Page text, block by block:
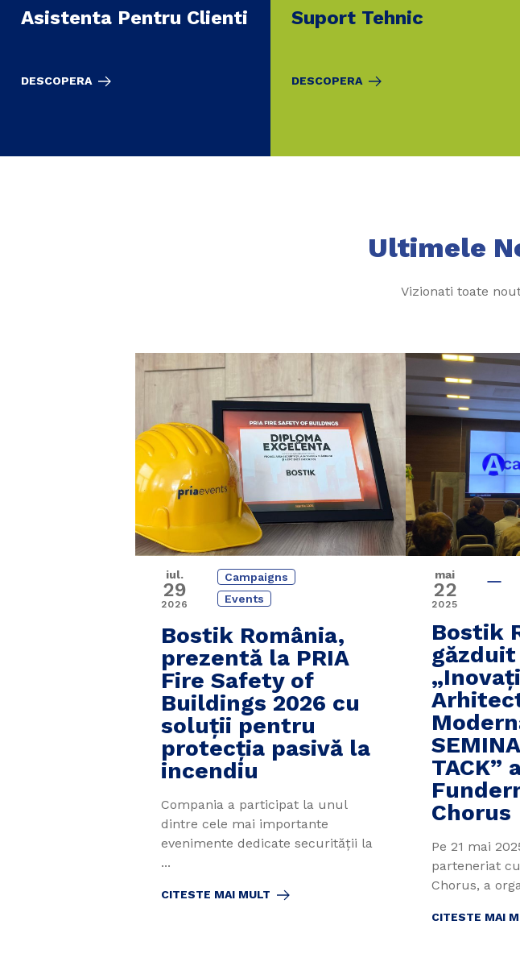
Asistenta Pentru Clienti
DESCOPERA
Suport Tehnic
DESCOPERA
Ultimele
Vizionati toate
iul.
29
2026
Campaigns
Events
Bostik România,
prezentă la PRIA
Fire Safety of
Buildings 2026 cu
soluții pentru
protecția pasivă la
incendiu
Compania a participat la unul
dintre cele mai importante
evenimente dedicate securității la
...
CITESTE MAI MULT
mai
22
2025
Bostik
TACK”
Chorus
Pe 21 mai
parteneriat
Chorus, a
CITESTE MAI